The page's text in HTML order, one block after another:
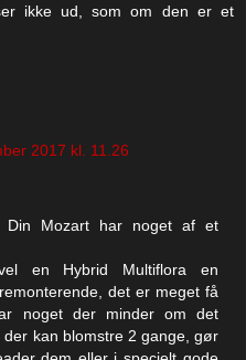
ikke ud, som om den er et
2017 kl. 11.26
Mozart har noget af et
en Hybrid Multiflora en
det er meget få
noget der minder om det
kan blomstre 2 gange, gør